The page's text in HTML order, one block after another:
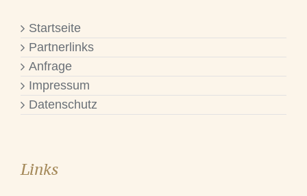
Startseite
Partnerlinks
Anfrage
Impressum
Datenschutz
Links